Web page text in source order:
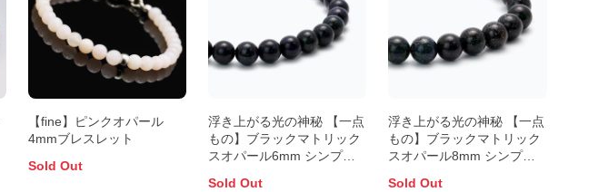
【fine】ピンクオパール
4mmブレスレット
Sold Out
浮き上がる光の神秘 【一点
もの】ブラックマトリック
スオパール6mm シンプル
Sold Out
浮き上がる光の神秘 【一点
もの】ブラックマトリック
スオパール8mm シンプル
Sold Out